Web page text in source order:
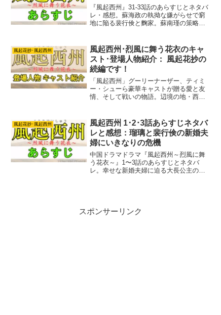
『風起西州』31-33話のあらすじとネタバ
レ・感想。蘇海政の執拗な嫌がらせで窮
地に陥る裴行倹と麴家。蘇南瑾の策略に
裴行倹と麴家は難しい判断を迫られま
す。
風起花抄･風起西州
風起西州･烈風に舞う花衣のキャ
スト･登場人物紹介： 風起花抄の
続編です！
「風起西州」グーリーナーザー、ティミ
ー・シューら豪華キャストが贈る愛と友
情、そして戦いの物語。辺境の地・西州
起西州のキャスト登場人物を紹介しま
す。
風起花抄･風起西州
風起西州 1･2･3話あらすじネタバ
レと感想：瑠璃と裴行倹の新婚夫
婦にいきなりの危機
中国ドラマドラマ『風起西州～烈風に舞
う花衣～』1〜3話のあらすじとネタバ
レ。幸せな新婚夫婦に迫る大長公主の冷
スポンサーリンク